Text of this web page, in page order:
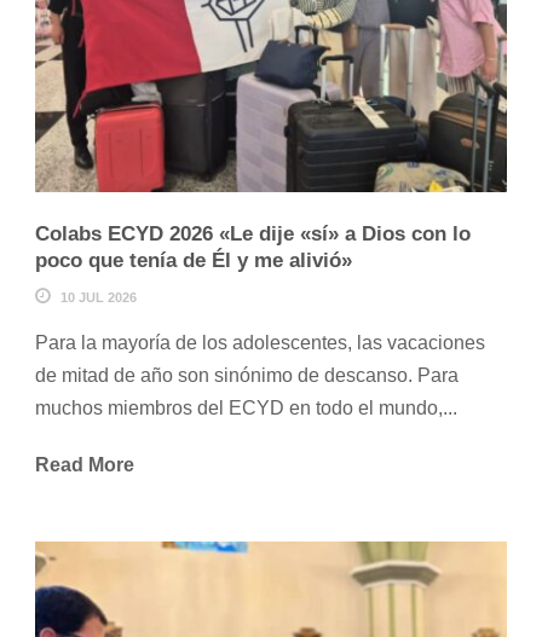
Colabs ECYD 2026 «Le dije «sí» a Dios con lo
poco que tenía de Él y me alivió»
10 JUL 2026
Para la mayoría de los adolescentes, las vacaciones
de mitad de año son sinónimo de descanso. Para
muchos miembros del ECYD en todo el mundo,...
Read More